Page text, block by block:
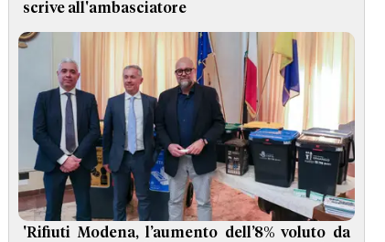
scrive all'ambasciatore
'Rifiuti Modena, l’aumento dell’8% voluto da